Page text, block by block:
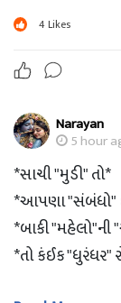
*"જકડી" રાખશે,*
*ઘણા લોકોને*
*G⭕⭕D 〽
*?Jay
4Likes
Narayan
5 hour
*સાચી "મુડી" તો*
*આપણા "સંબંધો"
*બાકી "મહેલો"ની
*તો કંઈક "ધુરંધર"